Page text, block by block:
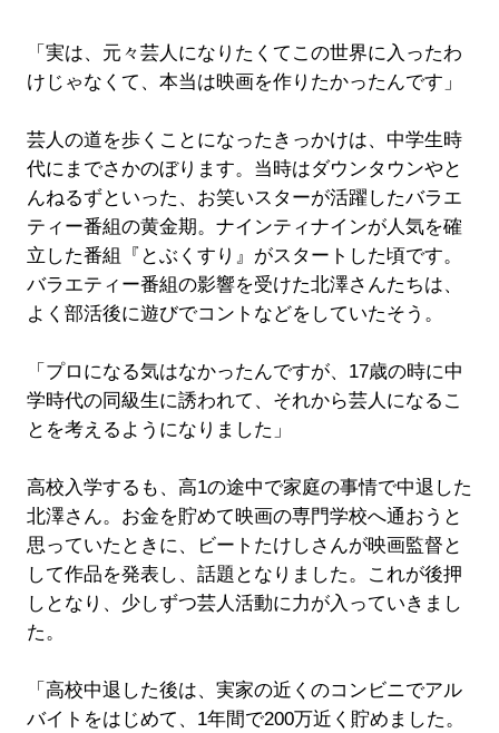
「実は、元々芸人になりたくてこの世界に入ったわ
けじゃなくて、本当は映画を作りたかったんです」
芸人の道を歩くことになったきっかけは、中学生時
代にまでさかのぼります。当時はダウンタウンやと
んねるずといった、お笑いスターが活躍したバラエ
ティー番組の黄金期。ナインティナインが人気を確
立した番組『とぶくすり』がスタートした頃です。
バラエティー番組の影響を受けた北澤さんたちは、
よく部活後に遊びでコントなどをしていたそう。
「プロになる気はなかったんですが、17歳の時に中
学時代の同級生に誘われて、それから芸人になるこ
とを考えるようになりました」
高校入学するも、高1の途中で家庭の事情で中退した
北澤さん。お金を貯めて映画の専門学校へ通おうと
思っていたときに、ビートたけしさんが映画監督と
して作品を発表し、話題となりました。これが後押
しとなり、少しずつ芸人活動に力が入っていきまし
た。
「高校中退した後は、実家の近くのコンビニでアル
バイトをはじめて、1年間で200万近く貯めました。